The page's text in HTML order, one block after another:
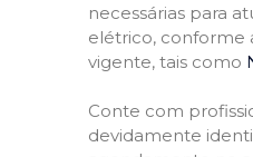
necessárias para
elétrico, conforme
vigente, tais como
Conte com
devidamente